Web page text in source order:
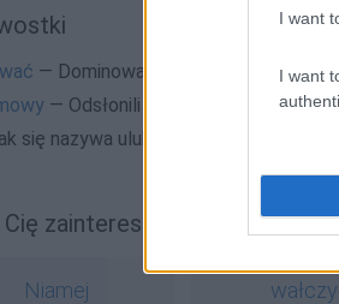
I want
I want
— Dominować nad minami
— Odsłonili tajemmnice części
się nazywa ulubiony kwiat rysia?
zainteresować również
Niamej